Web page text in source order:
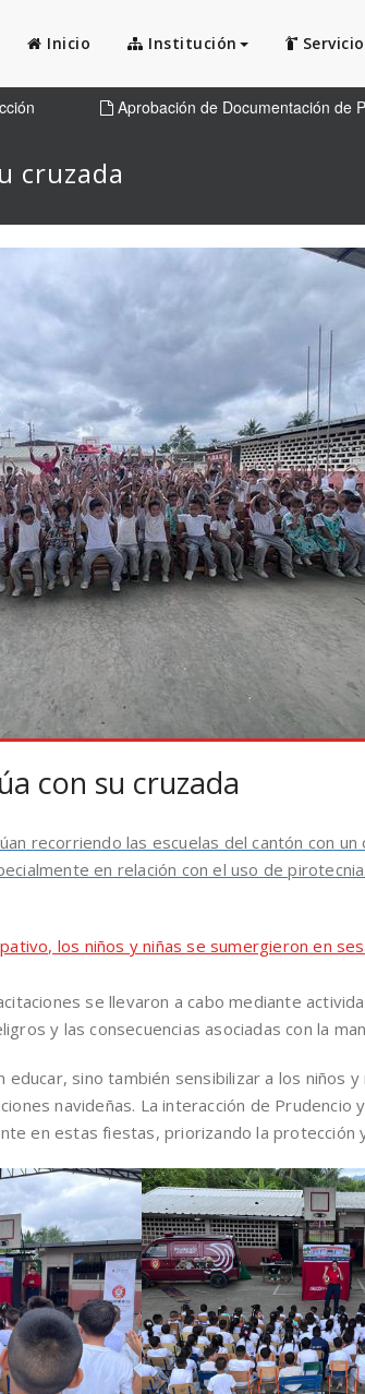
Inicio Institución
Aprobación de Documentación de
cruzada
con su cruzada
recorriendo las escuelas del cantón con
en relación con el uso de
los niños y niñas se sumergieron en
se llevaron a cabo mediante
y las consecuencias asociadas con la
educar, sino también sensibilizar a los niños
navideñas. La interacción de
en estas fiestas, priorizando la